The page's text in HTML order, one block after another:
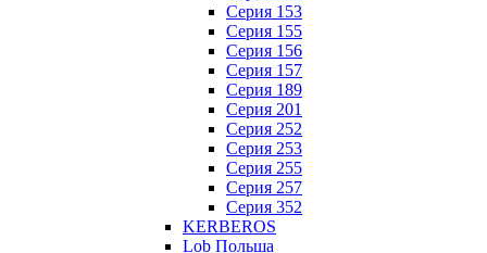
Серия 153
Серия 155
Серия 156
Серия 157
Серия 189
Серия 201
Серия 252
Серия 253
Серия 255
Серия 257
Серия 352
KERBEROS
Lob Польша